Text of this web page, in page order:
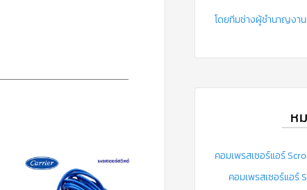
โดยทีมช่างผู้ชำนาญง
ห
คอมเพรสเซอร์แอร์
คอมเพรสเซอร์แอร์